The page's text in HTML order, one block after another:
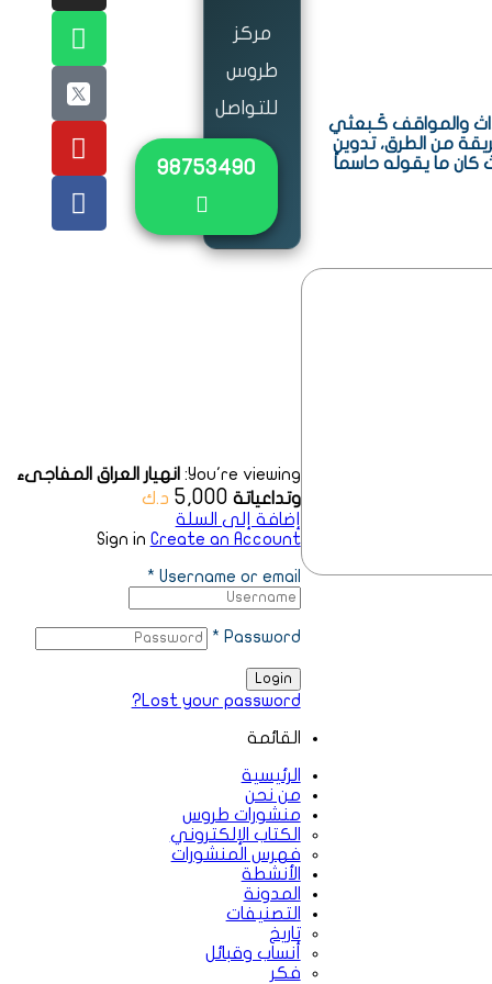
والمواقف كَـبعثي
من الطرق، تدوين
كان ما يقوله حاسماً
مركز
طروس
للتواصل
٩٨٧٥٣٤٩٠
You're viewing:
انهيار العراق المفاجىء
وتداعياتة 5,000 د.ك
إضافة إلى السلة
Sign in Create an Account
Username or email
*
Password
*
Login
Lost your password?
القائمة
الرئيسية
من نحن
منشورات طروس
الكتاب الإلكتروني
فهرس المنشورات
الأنشطة
المدونة
التصنيفات
تاريخ
أنساب وقبائل
فكر